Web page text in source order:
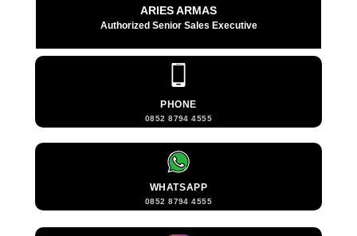
ARIES ARMAS
Authorized Senior Sales Executive
PHONE
0852 8794 4555
WHATSAPP
0852 8794 4555